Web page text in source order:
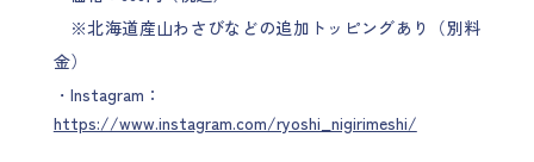
※北海道産山わさびなどの追加トッピングあり（別料
金）
・Instagram：
https://www.instagram.com/ryoshi_nigirimeshi/